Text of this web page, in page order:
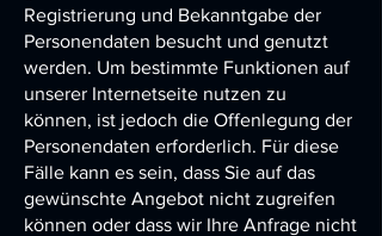
Registrierung und Bekanntgabe der
Personendaten besucht und genutzt
werden. Um bestimmte Funktionen auf
unserer Internetseite nutzen zu
können, ist jedoch die Offenlegung der
Personendaten erforderlich. Für diese
Fälle kann es sein, dass Sie auf das
gewünschte Angebot nicht zugreifen
können oder dass wir Ihre Anfrage nicht